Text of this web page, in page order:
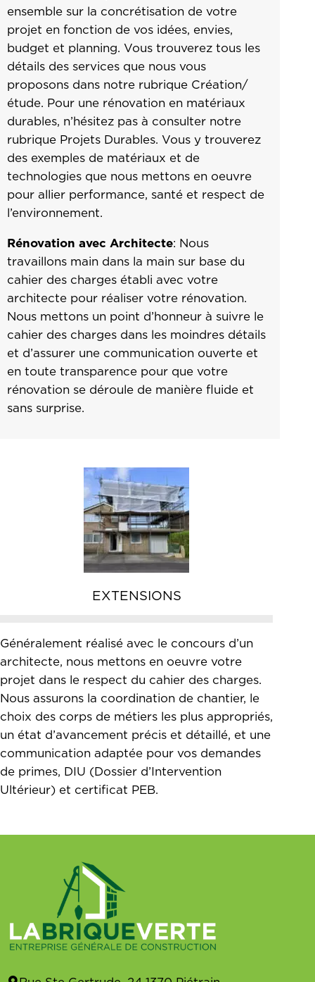
ensemble sur la concrétisation de votre
projet en fonction de vos idées, envies,
budget et planning. Vous trouverez tous les
détails des services que nous vous
proposons dans notre rubrique Création/
étude. Pour une rénovation en matériaux
durables, n’hésitez pas à consulter notre
rubrique Projets Durables. Vous y trouverez
des exemples de matériaux et de
technologies que nous mettons en oeuvre
pour allier performance, santé et respect de
l’environnement.
Rénovation avec Architecte: Nous
travaillons main dans la main sur base du
cahier des charges établi avec votre
architecte pour réaliser votre rénovation.
Nous mettons un point d’honneur à suivre le
cahier des charges dans les moindres détails
et d’assurer une communication ouverte et
en toute transparence pour que votre
rénovation se déroule de manière fluide et
sans surprise.
EXTENSIONS
Généralement réalisé avec le concours d’un
architecte, nous mettons en oeuvre votre
projet dans le respect du cahier des charges.
Nous assurons la coordination de chantier, le
choix des corps de métiers les plus appropriés,
un état d’avancement précis et détaillé, et une
communication adaptée pour vos demandes
de primes, DIU (Dossier d’Intervention
Ultérieur) et certificat PEB.